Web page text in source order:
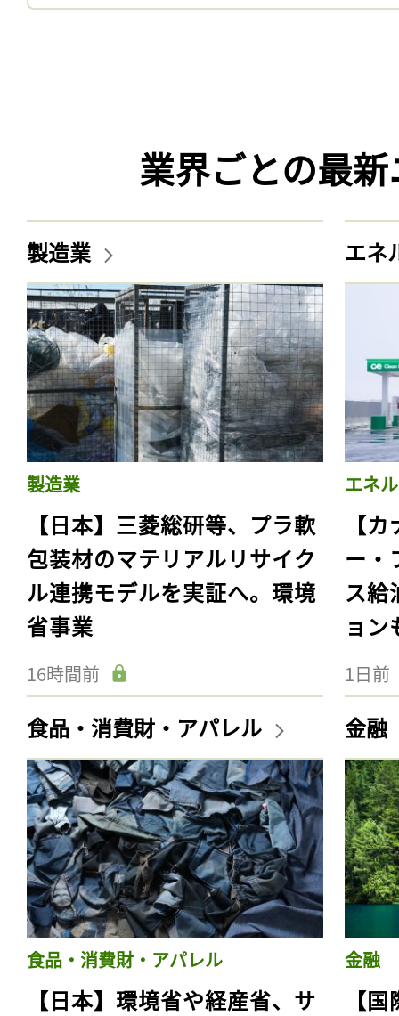
業界ごとの最
製造業
製造業
【日本】三菱総研等、プラ軟
包装材のマテリアルリサイク
ル連携モデルを実証へ。環境
省事業
16時間前
エネ
エネ
【
ー・
ス給
ョン
1日前
食品・消費財・アパレル
食品・消費財・アパレル
【日本】環境省や経産省、サ
金融
金融
【